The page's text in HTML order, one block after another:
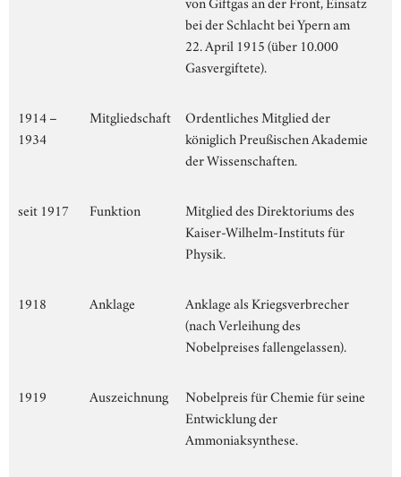
bei der Schlacht bei Ypern am
22. April 1915 (über 10.000
Gasvergiftete).
1914 –
1934
Mitgliedschaft
Ordentliches Mitglied der
königlich Preußischen Akademie
der Wissenschaften.
seit 1917 Funktion
Mitglied des Direktoriums des
Kaiser-Wilhelm-Instituts für
Physik.
1918 Anklage
Anklage als Kriegsverbrecher
(nach Verleihung des
Nobelpreises fallengelassen).
1919 Auszeichnung
Nobelpreis für Chemie für seine
Entwicklung der
Ammoniaksynthese.